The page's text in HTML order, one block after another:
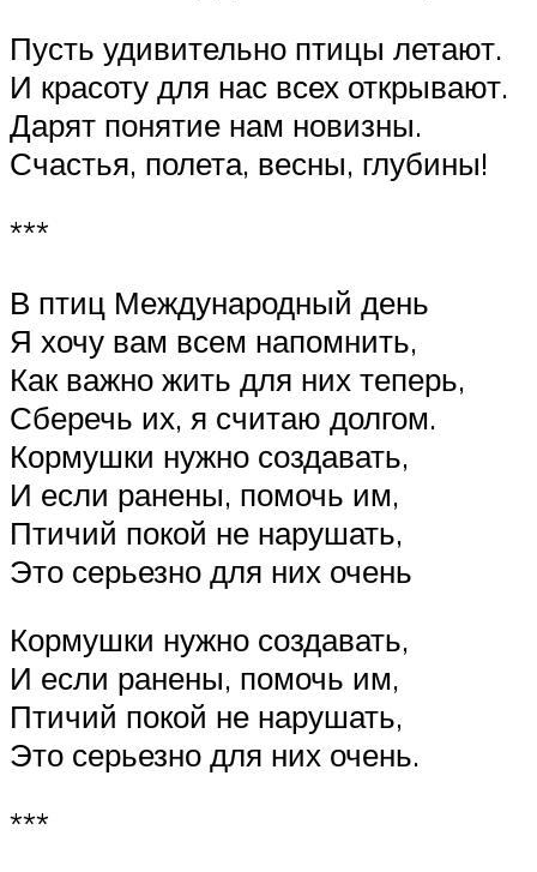
Пусть удивительно птицы летают.
И красоту для нас всех открывают.
Дарят понятие нам новизны.
Счастья, полета, весны, глубины!
***
В птиц Международный день
Я хочу вам всем напомнить,
Как важно жить для них теперь,
Сберечь их, я считаю долгом.
Кормушки нужно создавать,
И если ранены, помочь им,
Птичий покой не нарушать,
Это серьезно для них очень
Кормушки нужно создавать,
И если ранены, помочь им,
Птичий покой не нарушать,
Это серьезно для них очень.
***